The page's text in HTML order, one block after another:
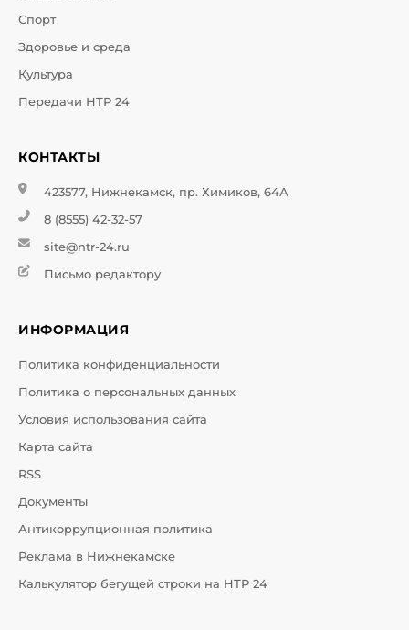
Спорт
Здоровье и среда
Культура
Передачи НТР 24
КОНТАКТЫ
423577, Нижнекамск, пр. Химиков, 64А
8 (8555) 42-32-57
site@ntr-24.ru
Письмо редактору
ИНФОРМАЦИЯ
Политика конфиденциальности
Политика о персональных данных
Условия использования сайта
Карта сайта
RSS
Документы
Антикоррупционная политика
Реклама в Нижнекамске
Калькулятор бегущей строки на НТР 24